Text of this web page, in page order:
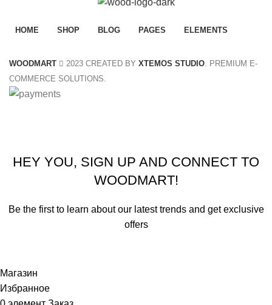
HOME SHOP BLOG PAGES ELEMENTS
WOODMART 2023 CREATED BY XTEMOS STUDIO . PREMIUM E-
COMMERCE SOLUTIONS.
HEY YOU, SIGN UP AND CONNECT TO
WOODMART!
Be the first to learn about our latest trends and get exclusive
offers
Магазин
Избранное